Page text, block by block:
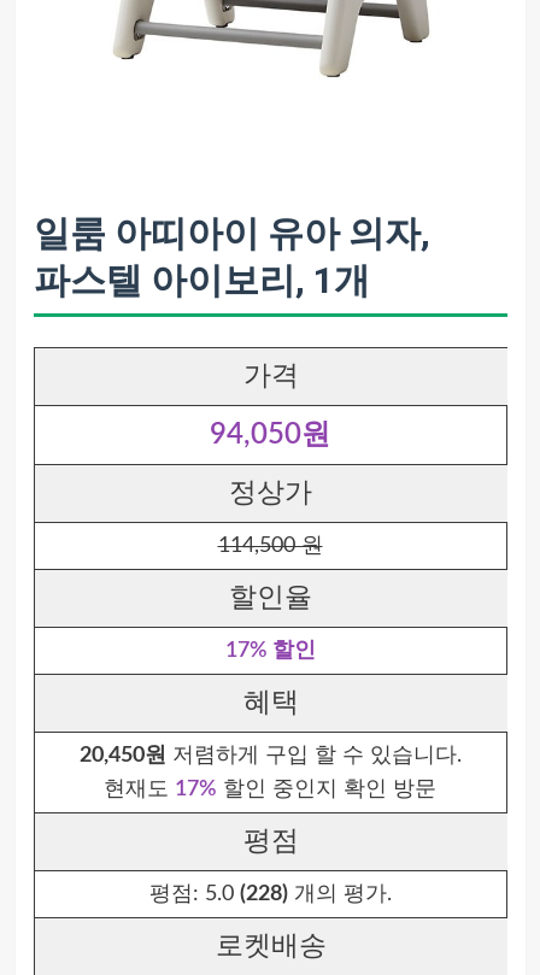
일룸 아띠아이 유아 의자,
파스텔 아이보리, 1개
가격
94,050원
정상가
114,500 원
할인율
17% 할인
혜택
20,450원 저렴하게 구입 할 수 있습니다.
현재도 17% 할인 중인지 확인 방문
평점
평점: 5.0 (228)개의 평가.
로켓배송